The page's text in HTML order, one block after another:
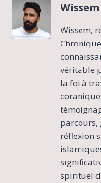
Wissem
Wissem,
véritable
la foi à
parcours,
réflexion
spirituel